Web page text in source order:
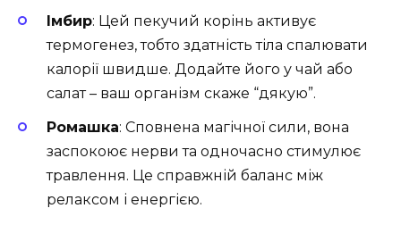
Імбир: Цей пекучий корінь активує
термогенез, тобто здатність тіла спалювати
калорії швидше. Додайте його у чай або
салат – ваш організм скаже “дякую”.
Ромашка: Сповнена магічної сили, вона
заспокоює нерви та одночасно стимулює
травлення. Це справжній баланс між
релаксом і енергією.